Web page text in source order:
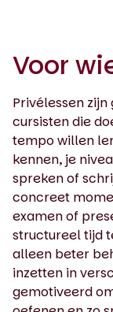
Voor
Privélessen
cursisten die
tempo willen
kennen, je
spreken of
concreet
examen of
structureel tijd
alleen beter
inzetten in
gemotiveerd